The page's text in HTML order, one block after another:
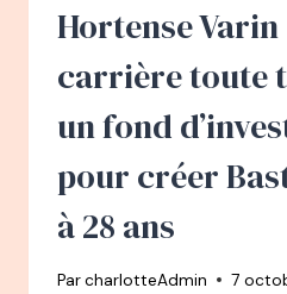
POUR
ET
CRÉER
SON
MÉTIER
MESURE.
MOTIF
Hortense
carrière toute
un fond
pour créer
à 28 ans
ParcharlotteAdmin 7